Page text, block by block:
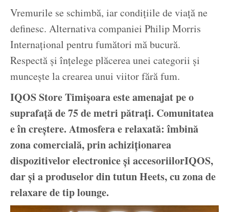
Vremurile se schimbă, iar condițiile de viață ne
definesc. Alternativa companiei Philip Morris
Internațional pentru fumători mă bucură.
Respectă și înțelege plăcerea unei categorii și
muncește la crearea unui viitor fără fum.
IQOS Store Timișoara este amenajat pe o
suprafață de 75 de metri pătrați. Comunitatea
e în creștere. Atmosfera e relaxată: îmbină
zona comercială, prin achiziționarea
dispozitivelor electronice și accesoriilorIQOS,
dar și a produselor din tutun Heets, cu zona de
relaxare de tip lounge.